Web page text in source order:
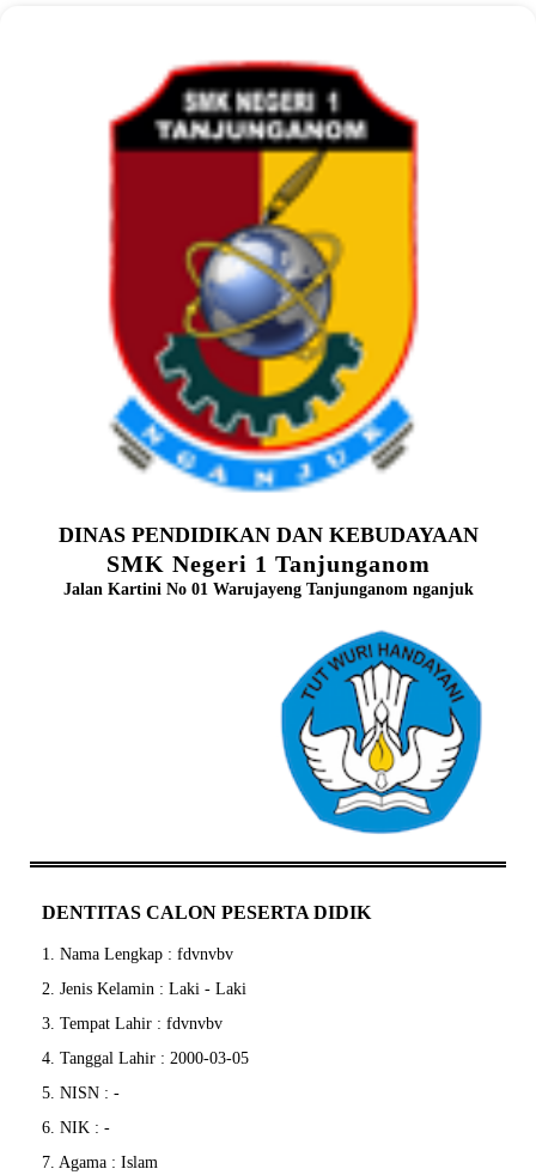
DINAS PENDIDIKAN DAN KEBUDAYAAN
SMK Negeri 1 Tanjunganom
Jalan Kartini No 01 Warujayeng Tanjunganom nganjuk
DENTITAS CALON PESERTA DIDIK
1. Nama Lengkap : fdvnvbv
2. Jenis Kelamin : Laki - Laki
3. Tempat Lahir : fdvnvbv
4. Tanggal Lahir : 2000-03-05
5. NISN : -
6. NIK : -
7. Agama : Islam